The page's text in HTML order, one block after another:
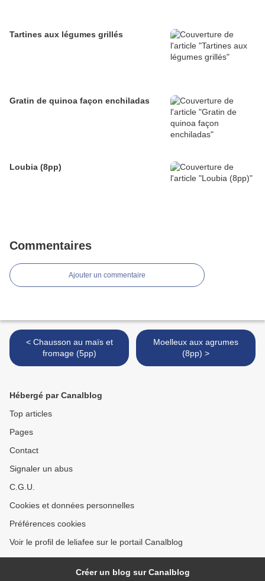
Tartines aux légumes grillés
Gratin de quinoa façon enchiladas
Loubia (8pp)
Commentaires
Ajouter un commentaire
< Chausson au maïs et
fromage (5pp)
Moelleux aux agrumes
(8pp) >
Hébergé par Canalblog
Top articles
Pages
Contact
Signaler un abus
C.G.U.
Cookies et données personnelles
Préférences cookies
Voir le profil de leliafee sur le portail Canalblog
Créer un blog sur Canalblog